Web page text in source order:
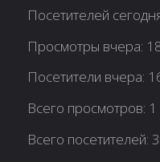
Посетителей
Просмотры вчера:
Посетители вчера:
Всего просмотров:
Всего посетителей: